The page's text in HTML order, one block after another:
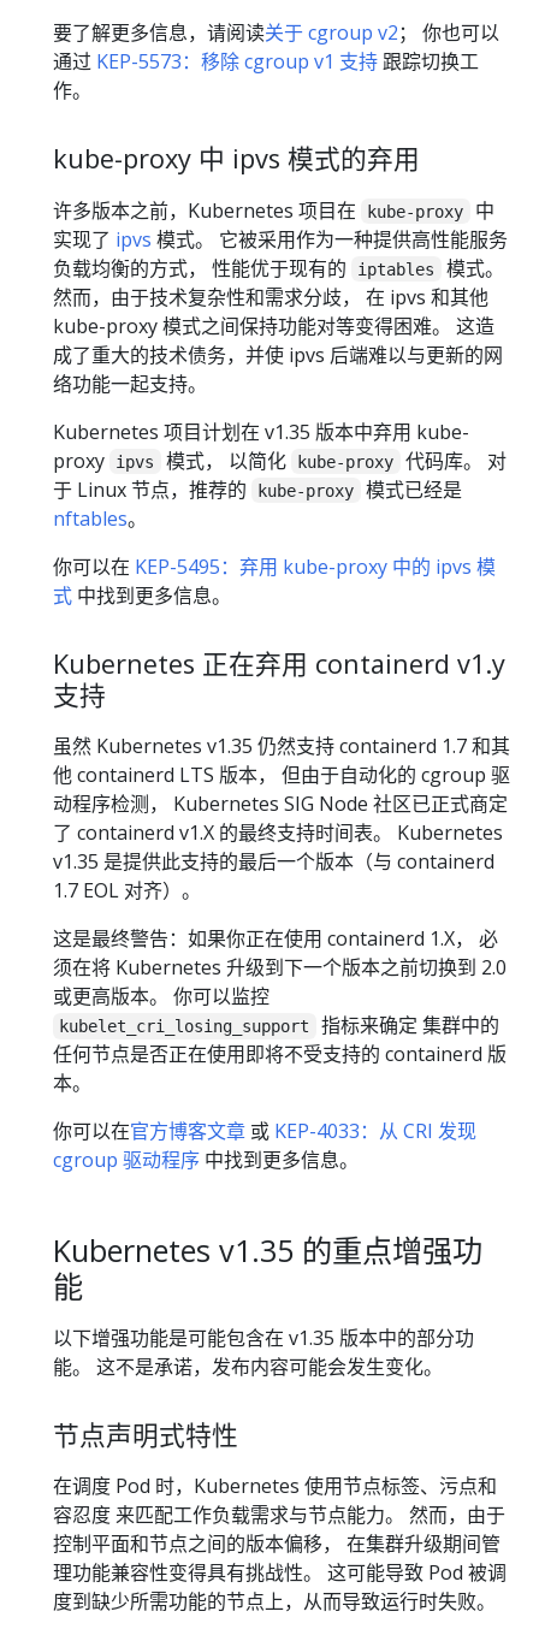
要了解更多信息，请阅读关于 cgroup v2； 你也可以
通过 KEP-5573：移除 cgroup v1 支持跟踪切换工
作。
kube-proxy 中 ipvs 模式的弃用
许多版本之前，Kubernetes 项目在 kube-proxy
中
实现了 ipvs 模式。 它被采用作为一种提供高性能服务
负载均衡的方式， 性能优于现有的
iptables
模式。
然而，由于技术复杂性和需求分歧， 在 ipvs 和其他
kube-proxy 模式之间保持功能对等变得困难。 这造
成了重大的技术债务，并使 ipvs 后端难以与更新的网
络功能一起支持。
Kubernetes 项目计划在 v1.35 版本中弃用 kube-
proxy
ipvs 模式， 以简化 kube-proxy
代码库。 对
于 Linux 节点，推荐的
kube-proxy
模式已经是
nftables。
你可以在 KEP-5495：弃用 kube-proxy 中的 ipvs 模
式 中找到更多信息。
Kubernetes 正在弃用 containerd v1.y
支持
虽然 Kubernetes v1.35 仍然支持 containerd 1.7 和其
他 containerd LTS 版本， 但由于自动化的 cgroup 驱
动程序检测， Kubernetes SIG Node 社区已正式商定
了 containerd v1.X 的最终支持时间表。 Kubernetes
v1.35 是提供此支持的最后一个版本（与 containerd
1.7 EOL 对齐）。
这是最终警告：如果你正在使用 containerd 1.X， 必
须在将 Kubernetes 升级到下一个版本之前切换到 2.0
或更高版本。 你可以监控
kubelet_cri_losing_support
指标来确定 集群中的
任何节点是否正在使用即将不受支持的 containerd 版
本。
你可以在官方博客文章 或 KEP-4033：从 CRI 发现
cgroup 驱动程序 中找到更多信息。
Kubernetes v1.35 的重点增强功
能
以下增强功能是可能包含在 v1.35 版本中的部分功
能。 这不是承诺，发布内容可能会发生变化。
节点声明式特性
在调度 Pod 时，Kubernetes 使用节点标签、污点和
容忍度 来匹配工作负载需求与节点能力。 然而，由于
控制平面和节点之间的版本偏移， 在集群升级期间管
理功能兼容性变得具有挑战性。 这可能导致 Pod 被调
度到缺少所需功能的节点上，从而导致运行时失败。